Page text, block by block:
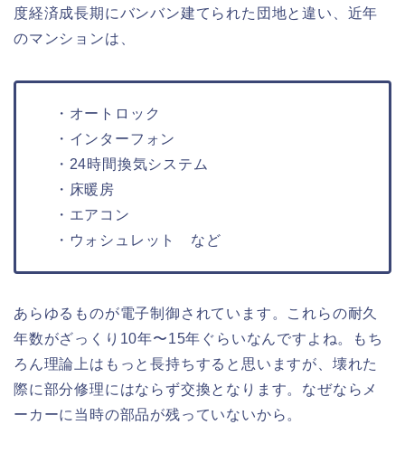
度経済成長期にバンバン建てられた団地と違い、近年
のマンションは、
・オートロック
・インターフォン
・24時間換気システム
・床暖房
・エアコン
・ウォシュレット など
あらゆるものが電子制御されています。これらの耐久
年数がざっくり10年〜15年ぐらいなんですよね。もち
ろん理論上はもっと長持ちすると思いますが、壊れた
際に部分修理にはならず交換となります。なぜならメ
ーカーに当時の部品が残っていないから。